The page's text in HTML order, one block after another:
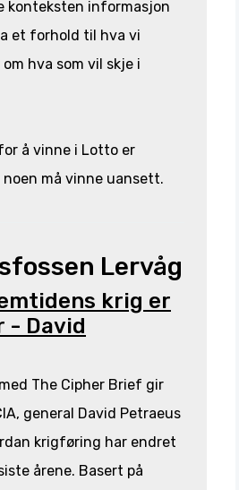
konteksten informasjon
et forhold til hva vi
hva som vil skje i
å vinne i Lotto er
noen må vinne uansett.
Lervåg
krig er
- David
The Cipher Brief gir
general David Petraeus
krigføring har endret
årene. Basert på